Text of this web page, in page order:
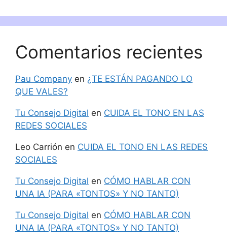
Comentarios recientes
Pau Company en ¿TE ESTÁN PAGANDO LO
QUE VALES?
Tu Consejo Digital en CUIDA EL TONO EN LAS
REDES SOCIALES
Leo Carrión en CUIDA EL TONO EN LAS REDES
SOCIALES
Tu Consejo Digital en CÓMO HABLAR CON
UNA IA (PARA «TONTOS» Y NO TANTO)
Tu Consejo Digital en CÓMO HABLAR CON
UNA IA (PARA «TONTOS» Y NO TANTO)